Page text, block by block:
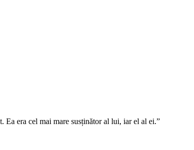
Ea era cel mai mare susținător al lui, iar el al ei.”